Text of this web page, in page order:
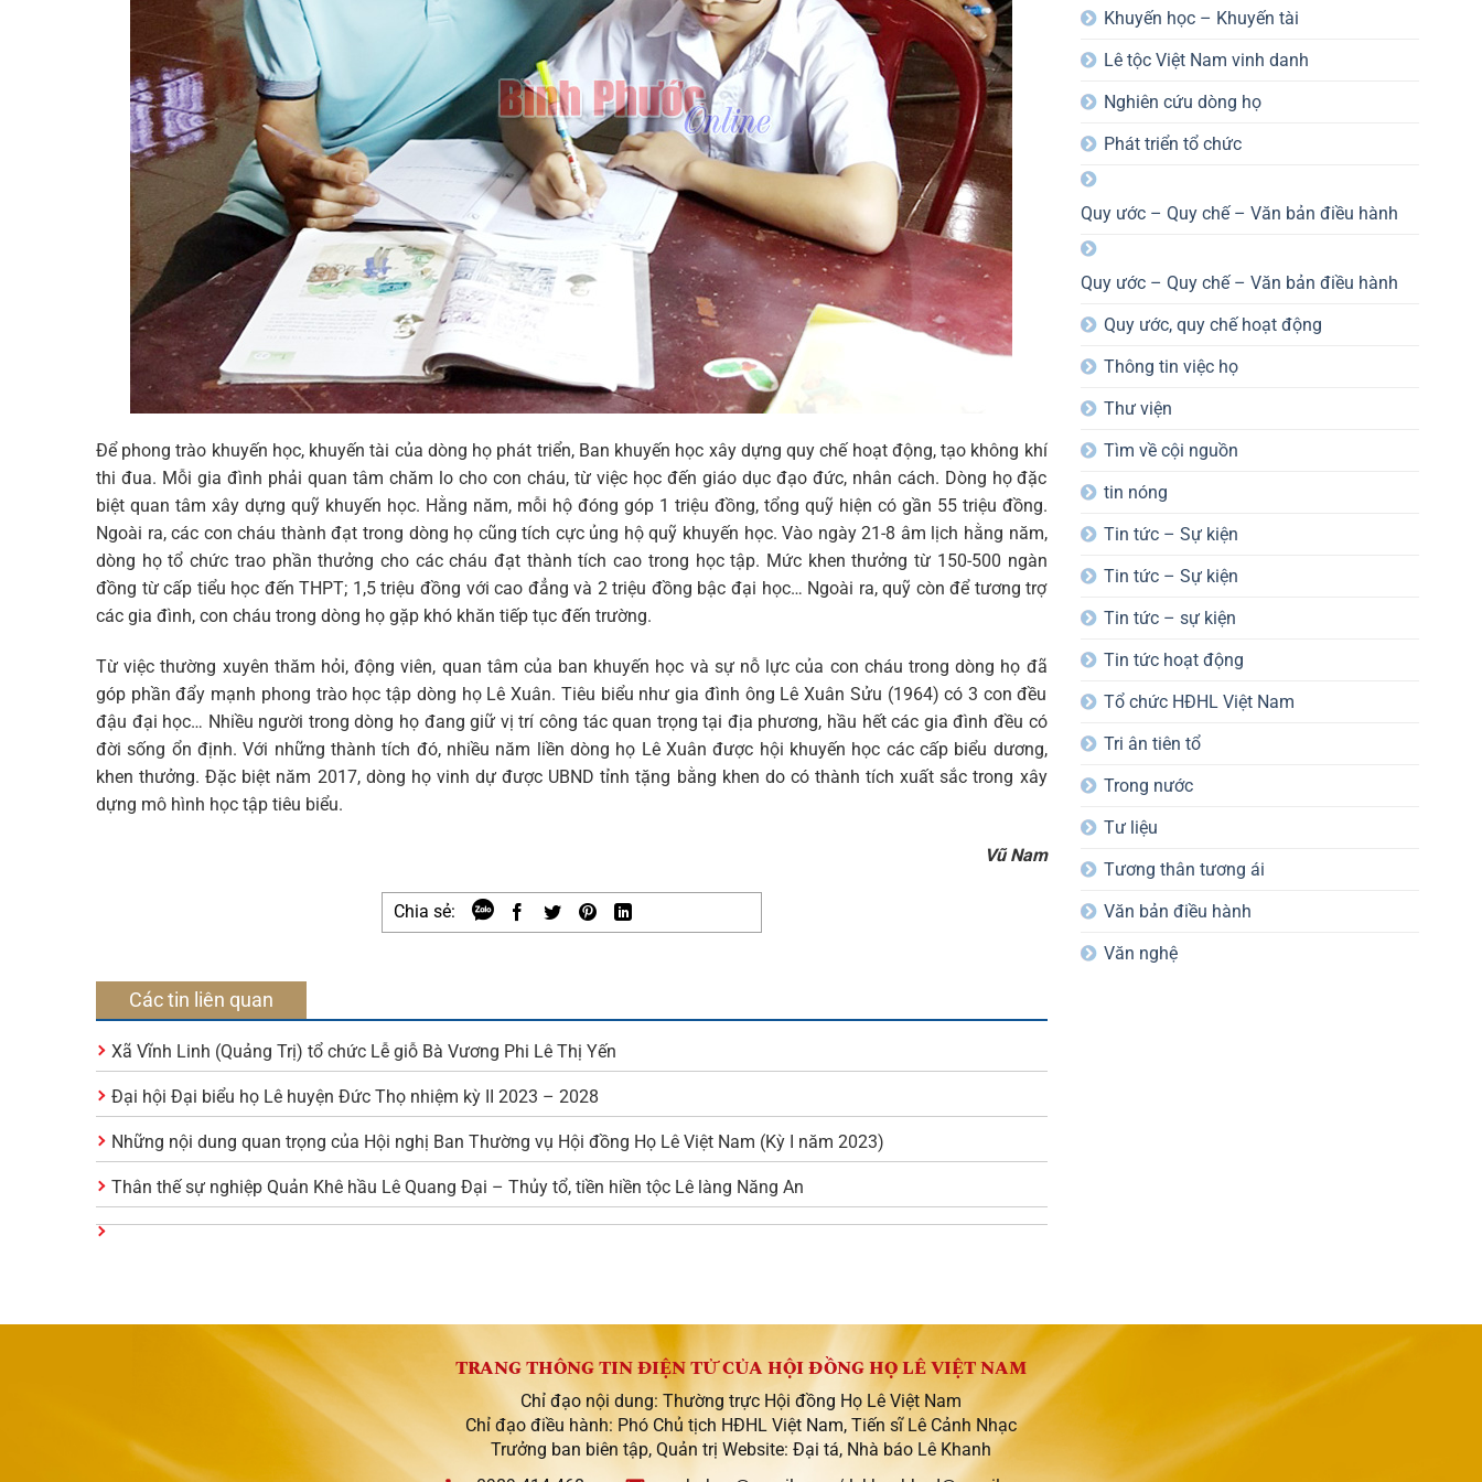
Để phong trào khuyến học, khuyến tài của dòng họ phát triển, Ban khuyến học xây dựng quy chế hoạt động, tạo không khí
thi đua. Mỗi gia đình phải quan tâm chăm lo cho con cháu, từ việc học đến giáo dục đạo đức, nhân cách. Dòng họ đặc
biệt quan tâm xây dựng quỹ khuyến học. Hằng năm, mỗi hộ đóng góp 1 triệu đồng, tổng quỹ hiện có gần 55 triệu đồng.
Ngoài ra, các con cháu thành đạt trong dòng họ cũng tích cực ủng hộ quỹ khuyến học. Vào ngày 21-8 âm lịch hằng năm,
dòng họ tổ chức trao phần thưởng cho các cháu đạt thành tích cao trong học tập. Mức khen thưởng từ 150-500 ngàn
đồng từ cấp tiểu học đến THPT; 1,5 triệu đồng với cao đẳng và 2 triệu đồng bậc đại học… Ngoài ra, quỹ còn để tương trợ
các gia đình, con cháu trong dòng họ gặp khó khăn tiếp tục đến trường.
Từ việc thường xuyên thăm hỏi, động viên, quan tâm của ban khuyến học và sự nỗ lực của con cháu trong dòng họ đã
góp phần đẩy mạnh phong trào học tập dòng họ Lê Xuân. Tiêu biểu như gia đình ông Lê Xuân Sửu (1964) có 3 con đều
đậu đại học… Nhiều người trong dòng họ đang giữ vị trí công tác quan trọng tại địa phương, hầu hết các gia đình đều có
đời sống ổn định. Với những thành tích đó, nhiều năm liền dòng họ Lê Xuân được hội khuyến học các cấp biểu dương,
khen thưởng. Đặc biệt năm 2017, dòng họ vinh dự được UBND tỉnh tặng bằng khen do có thành tích xuất sắc trong xây
dựng mô hình học tập tiêu biểu.
Vũ Nam
Chia sẻ:
Các tin liên quan
Xã Vĩnh Linh (Quảng Trị) tổ chức Lễ giỗ Bà Vương Phi Lê Thị Yến
Đại hội Đại biểu họ Lê huyện Đức Thọ nhiệm kỳ II 2023 – 2028
Những nội dung quan trọng của Hội nghị Ban Thường vụ Hội đồng Họ Lê Việt Nam (Kỳ I năm 2023)
Thân thế sự nghiệp Quản Khê hầu Lê Quang Đại – Thủy tổ, tiền hiền tộc Lê làng Năng An
Khuyến học – Khuyến tài
Lê tộc Việt Nam vinh danh
Nghiên cứu dòng họ
Phát triển tổ chức
Quy ước – Quy chế – Văn bản điều hành
Quy ước – Quy chế – Văn bản điều hành
Quy ước, quy chế hoạt động
Thông tin việc họ
Thư viện
Tìm về cội nguồn
tin nóng
Tin tức – Sự kiện
Tin tức – Sự kiện
Tin tức – sự kiện
Tin tức hoạt động
Tổ chức HĐHL Việt Nam
Tri ân tiên tổ
Trong nước
Tư liệu
Tương thân tương ái
Văn bản điều hành
Văn nghệ
TRANG THÔNG TIN ĐIỆN TỬ CỦA HỘI ĐỒNG HỌ LÊ VIỆT NAM
Chỉ đạo nội dung: Thường trực Hội đồng Họ Lê Việt Nam
Chỉ đạo điều hành: Phó Chủ tịch HĐHL Việt Nam, Tiến sĩ Lê Cảnh Nhạc
Trưởng ban biên tập, Quản trị Website: Đại tá, Nhà báo Lê Khanh